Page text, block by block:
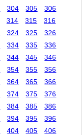
304 305
306
314 315
316
324 325
326
334 335
336
344 345
346
354 355
356
364 365
366
374 375
376
384 385
386
394 395
396
404 405
406